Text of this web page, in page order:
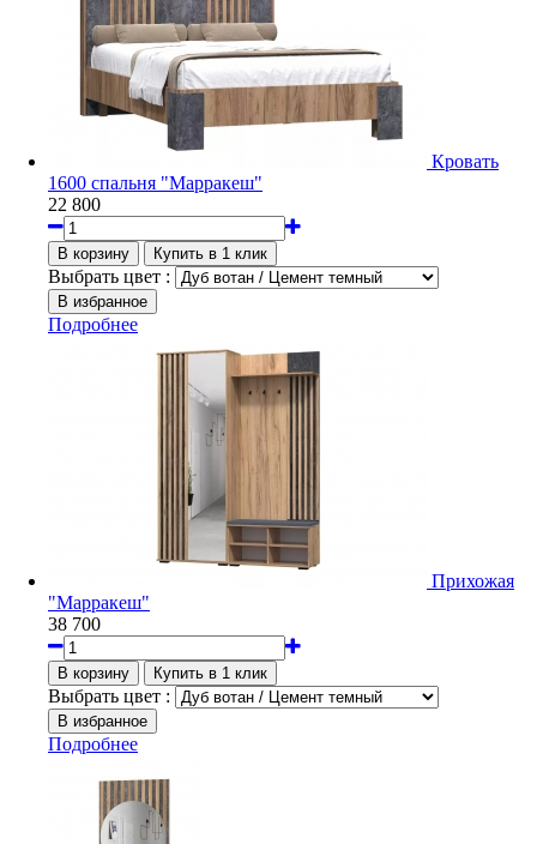
Кровать
1600 спальня "Марракеш"
22 800
Выбрать цвет :
Подробнее
Прихожая
"Марракеш"
38 700
Выбрать цвет :
Подробнее